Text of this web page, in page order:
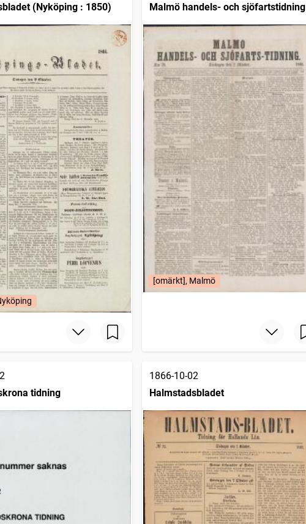
(Nyköping : 1850)
Malmö handels- och sjöfartstidning
[omärkt], Malmö
tidning
1866-10-02
Halmstadsbladet